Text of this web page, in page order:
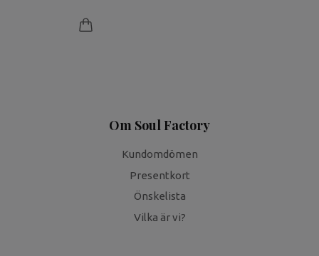
Om Soul Factory
Kundomdömen
Presentkort
Önskelista
Vilka är vi?